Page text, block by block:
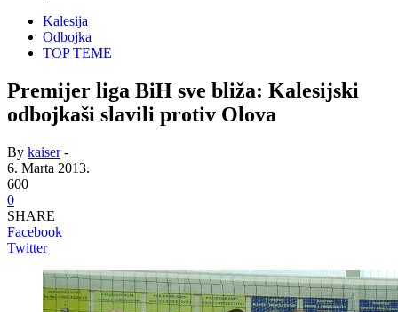
Kalesija
Odbojka
TOP TEME
Premijer liga BiH sve bliža: Kalesijski
odbojkaši slavili protiv Olova
By kaiser-
6. Marta 2013.
600
0
SHARE
Facebook
Twitter